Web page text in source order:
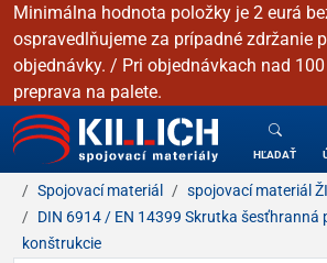
Minimálna hodnota položky je 2 eurá
ospravedlňujeme za prípadné zdržanie
objednávky. / Pri objednávkach nad
preprava na palete.
KILLICH - Spojovacie materiály
HĽADAŤ
Spojovací materiál
spojovací materiál
DIN 6914 / EN 14399 Skrutka šesťhranná
konštrukcie